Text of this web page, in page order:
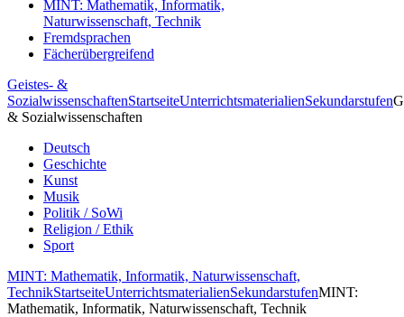
MINT: Mathematik, Informatik,
Naturwissenschaft, Technik
Fremdsprachen
Fächerübergreifend
Geistes- &
SozialwissenschaftenStartseiteUnterrichtsmaterialienSekundarstufen
& Sozialwissenschaften
Deutsch
Geschichte
Kunst
Musik
Politik / SoWi
Religion / Ethik
Sport
MINT: Mathematik, Informatik, Naturwissenschaft,
TechnikStartseiteUnterrichtsmaterialienSekundarstufenMINT:
Mathematik, Informatik, Naturwissenschaft, Technik